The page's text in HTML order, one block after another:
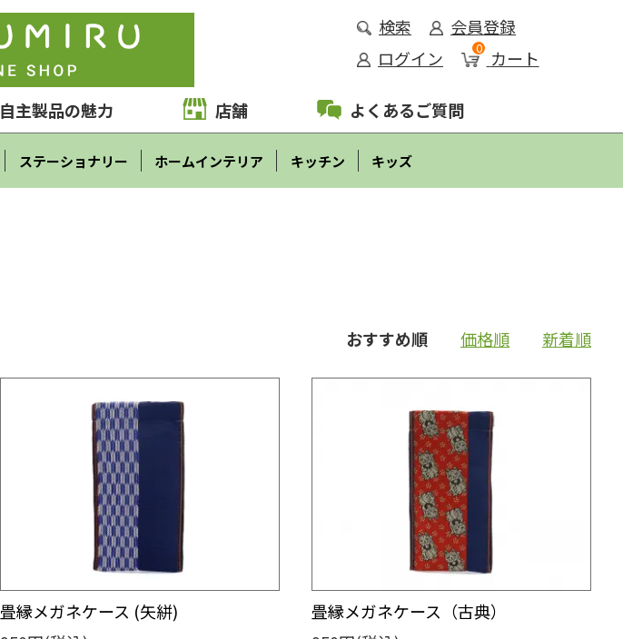
検索
会員登録
ログイン
0 カート
自主製品の魅力 店舗 よくあるご質問
ステーショナリー ホームインテリア キッチン キッズ
おすすめ順 価格順 新着順
畳縁メガネケース (矢絣)
畳縁メガネケース（古典）